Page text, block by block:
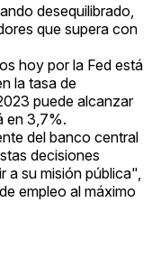
desequilibrado,
que supera con
hoy por la Fed está
la tasa de
puede alcanzar
en 3,7%.
del banco central
decisiones
a su misión pública",
empleo al máximo